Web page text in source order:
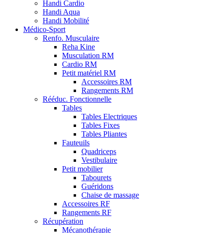
Handi Cardio
Handi Aqua
Handi Mobilité
Médico-Sport
Renfo. Musculaire
Reha Kine
Musculation RM
Cardio RM
Petit matériel RM
Accessoires RM
Rangements RM
Rééduc. Fonctionnelle
Tables
Tables Electriques
Tables Fixes
Tables Pliantes
Fauteuils
Quadriceps
Vestibulaire
Petit mobilier
Tabourets
Guéridons
Chaise de massage
Accessoires RF
Rangements RF
Récupération
Mécanothérapie